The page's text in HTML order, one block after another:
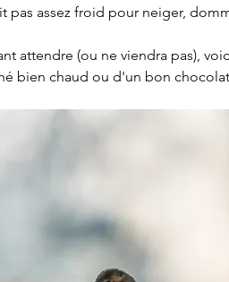
pas assez froid pour neiger,
attendre (ou ne viendra pas),
bien chaud ou d'un bon